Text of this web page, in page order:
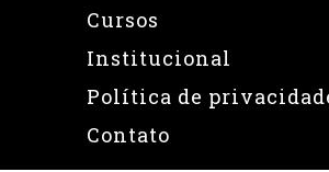
Cursos
Institucional
Política de
Contato